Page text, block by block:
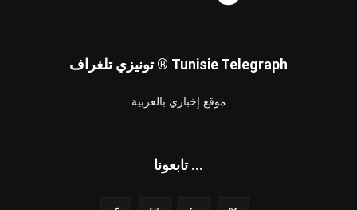
تونيزي تلغراف ® Tunisie Telegraph
موقع إخباري بالعربية
تابعونا ...